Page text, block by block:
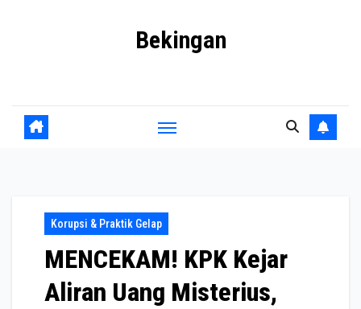
Bekingan
Korupsi & Praktik Gelap
MENCEKAM! KPK Kejar
Aliran Uang Misterius,